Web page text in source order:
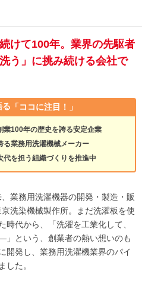
けて100年。業界の先駆者
う」に挑み続ける会社で
る 「ココに注目！」
業100年の歴史を誇る安定企業
る業務用洗濯機械メーカー
を担う組織づくりを推進中
業務用洗濯機器の開発・製造・販
洗染機械製作所。まだ洗濯板を使
時代から、「洗濯を工業化して、
という、創業者の熱い想いのも
開発し、業務用洗濯機業界のパイ
した。